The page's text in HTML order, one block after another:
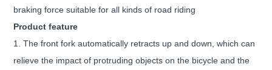
braking force suitable for all kinds of road riding
Product feature
1.The front fork automatically retracts up and down, which can
relieve the impact of protruding objects on the bicycle and the